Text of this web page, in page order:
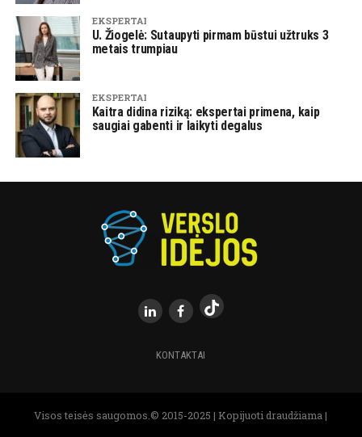
EKSPERTAI
U. Žiogelė: Sutaupyti pirmam būstui užtruks 3
metais trumpiau
EKSPERTAI
Kaitra didina riziką: ekspertai primena, kaip
saugiai gabenti ir laikyti degalus
KONTAKTAI
Visos teisės saugomos.© 2015-2025 | Kopijuoti draudžiama |